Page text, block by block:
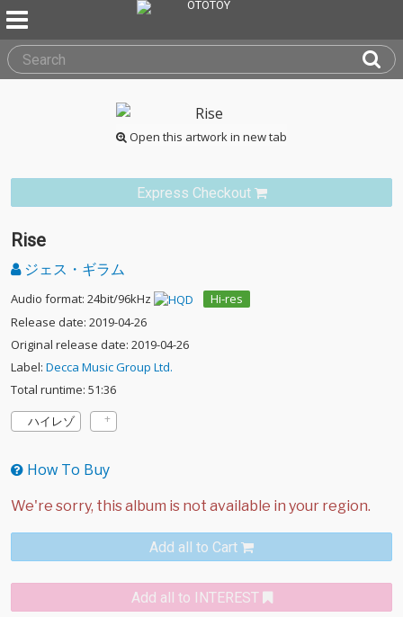
Open this artwork in new tab
Express Checkout
Rise
ジェス・ギラム
Audio format: 24bit/96kHz
Hi-res
Release date: 2019-04-26
Original release date: 2019-04-26
Label: Decca Music Group Ltd.
Total runtime: 51:36
ハイレゾ
How To Buy
Add all to Cart
Add all to INTEREST